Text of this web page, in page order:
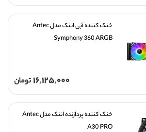
Symphony 360 ARGB
16,125,000تومان
A30 PRO